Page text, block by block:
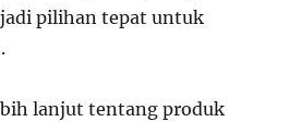
pilihan tepat untuk
lanjut tentang produk